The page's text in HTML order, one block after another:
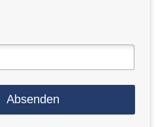
Absenden